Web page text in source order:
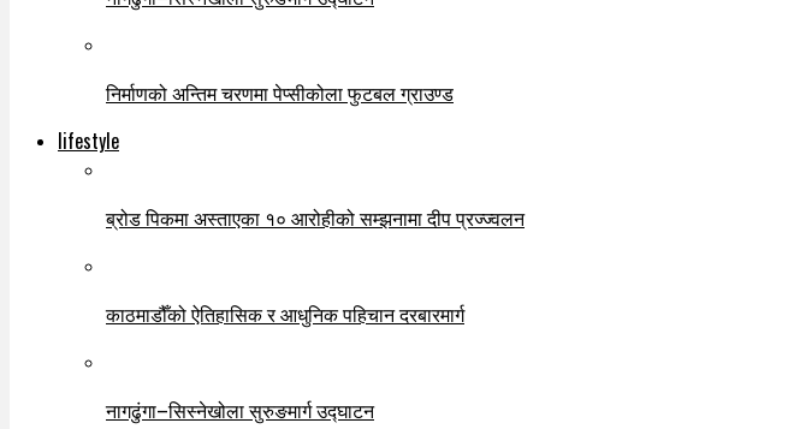
निर्माणको अन्तिम चरणमा पेप्सीकोला फुटबल ग्राउण्ड
lifestyle
ब्रोड पिकमा अस्ताएका १० आरोहीको सम्झनामा दीप प्रज्ज्वलन
काठमाडौँको ऐतिहासिक र आधुनिक पहिचान दरबारमार्ग
नागढुंगा–सिस्नेखोला सुरुङमार्ग उद्घाटन